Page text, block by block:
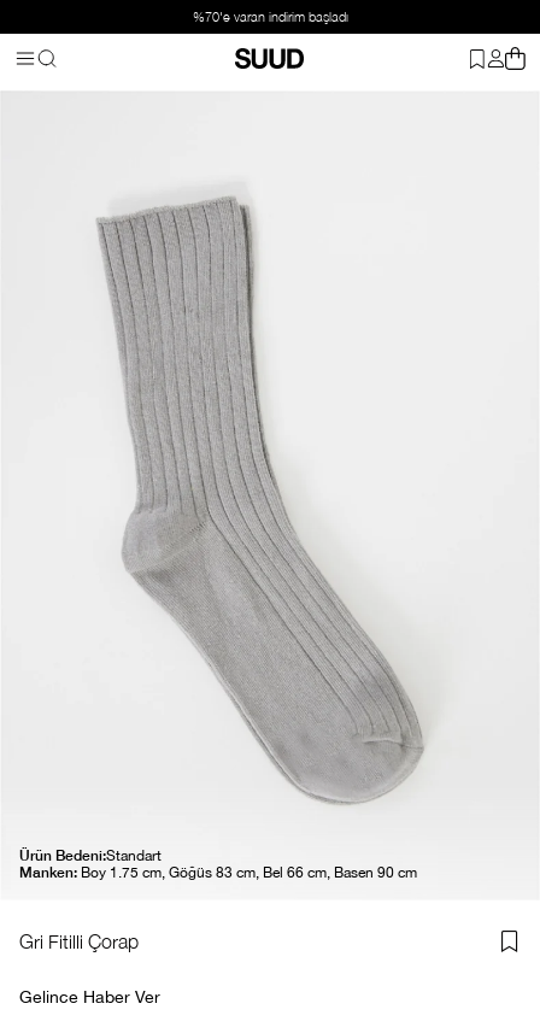
%70'e varan indirim başladı
Çorap Gri Fitilli Çorap
Ürün Bedeni:Standart
Manken: Boy 1.75 cm, Göğüs 83 cm, Bel 66 cm, Basen 90 cm
Gri Fitilli Çorap
Gelince Haber Ver